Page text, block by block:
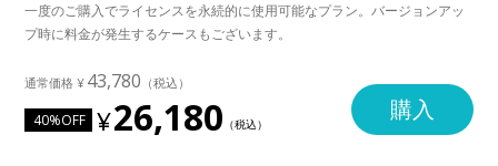
一度のご購入でライセンスを永続的に使用可能なプラン。バージョンアッ
プ時に料金が発生するケースもございます。
43,780
40%OFF 26,180 購入